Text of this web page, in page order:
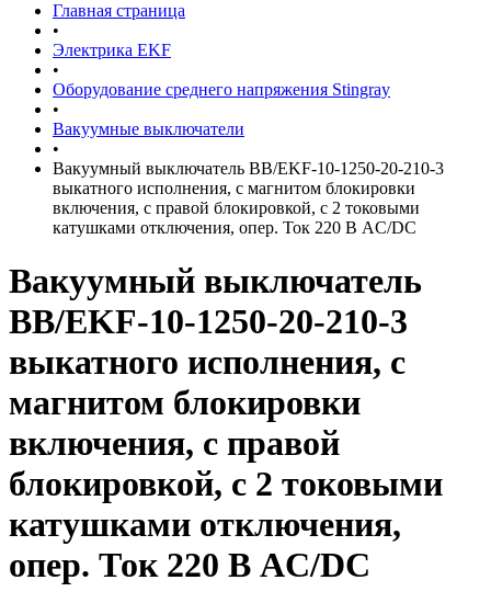
Главная страница
•
Электрика EKF
•
Оборудование среднего напряжения Stingray
•
Вакуумные выключатели
•
Вакуумный выключатель BB/EKF-10-1250-20-210-3
выкатного исполнения, с магнитом блокировки
включения, с правой блокировкой, с 2 токовыми
катушками отключения, опер. Ток 220 В AC/DC
Вакуумный выключатель
BB/EKF-10-1250-20-210-3
выкатного исполнения, с
магнитом блокировки
включения, с правой
блокировкой, с 2 токовыми
катушками отключения,
опер. Ток 220 В AC/DC